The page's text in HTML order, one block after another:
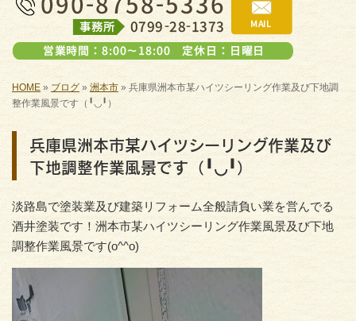
HOME » ブログ» 洲本市 » 兵庫県洲本市某ハイツシーリング作業及び下地調
整作業風景です（╹◡╹）
兵庫県洲本市某ハイツシーリング作業及び
下地調整作業風景です（╹◡╹）
淡路島で塗装業及び建築リフォーム全般請負い業を営んでる
酒井塗装です！洲本市某ハイツシーリング作業風景及び下地
調整作業風景です(o^^o)